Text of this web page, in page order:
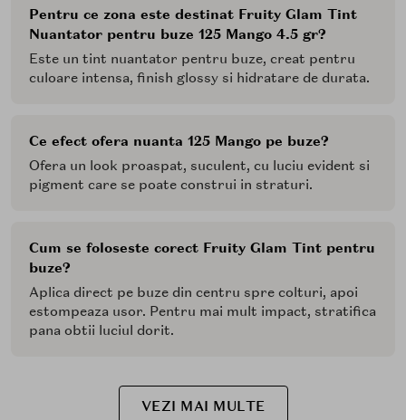
Pentru ce zona este destinat Fruity Glam Tint
Nuantator pentru buze 125 Mango 4.5 gr?
Este un tint nuantator pentru buze, creat pentru
culoare intensa, finish glossy si hidratare de durata.
Ce efect ofera nuanta 125 Mango pe buze?
Ofera un look proaspat, suculent, cu luciu evident si
pigment care se poate construi in straturi.
Cum se foloseste corect Fruity Glam Tint pentru
buze?
Aplica direct pe buze din centru spre colturi, apoi
estompeaza usor. Pentru mai mult impact, stratifica
pana obtii luciul dorit.
VEZI MAI MULTE